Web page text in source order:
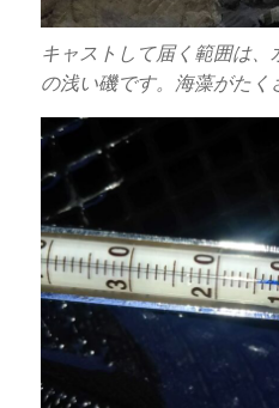
キャストして届く範囲は
の浅い磯です。海藻がたく